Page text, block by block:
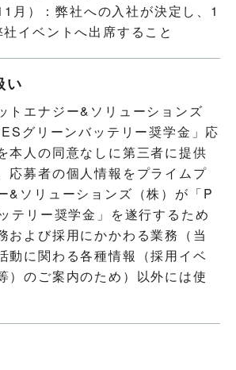
月）：弊社への入社が決定し、1
イベントへ出席すること
い
トエナジー&ソリューションズ
グリーンバッテリー奨学金」応
本人の同意なしに第三者に提供
応募者の個人情報をプライムプ
&ソリューションズ（株）が「P
テリー奨学金」を遂行するため
および採用にかかわる業務（当
動に関わる各種情報（採用イベ
）のご案内のため）以外には使